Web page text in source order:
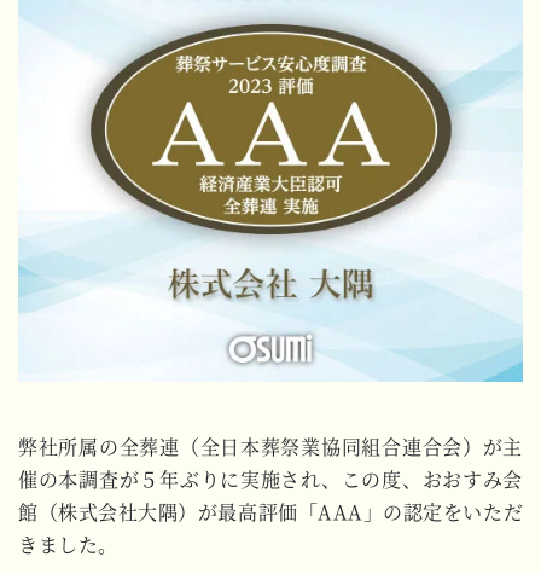
弊社所属の全葬連（全日本葬祭業協同組合連合会）が主
催の本調査が５年ぶりに実施され、この度、おおすみ会
館（株式会社大隅）が最高評価「AAA」の認定をいただ
きました。